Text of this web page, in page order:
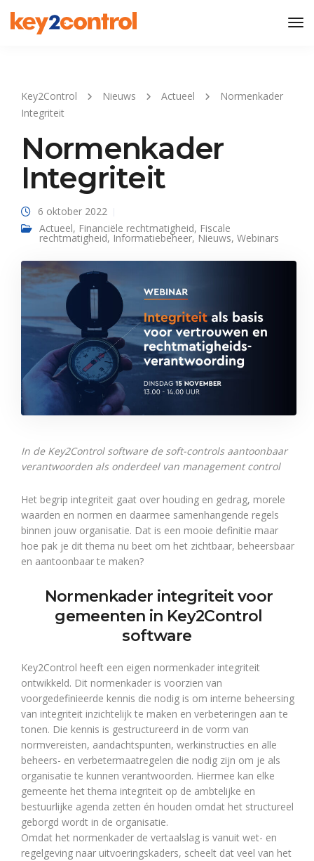
Key2Control Nieuws Actueel
Normenkader
Integriteit
Normenkader
Integriteit
6 oktober 2022
Actueel, Financiële rechtmatigheid, Fiscale
rechtmatigheid, Informatiebeheer, Nieuws, Webinars
In de Key2Control software de soft-controls aantoonbaar
verantwoorden als onderdeel van management control
Het begrip integriteit gaat over houding en gedrag, morele
waarden en normen en daarmee samenhangende regels
binnen jouw organisatie. Dat is een mooie definitie maar
hoe pak je dit thema nu beet om het zichtbaar, beheersbaar
en aantoonbaar te maken?
Normenkader integriteitvoor
gemeenten in Key2Control
software
Key2Control heeft een eigen normenkader integriteit
ontwikkeld. Dit normenkader is voorzien van
voorgedefinieerde kennis die nodig is om interne beheersing
van integriteit inzichtelijk te maken en verbeteringen aan te
tonen. Die kennis is gestructureerd in de vorm van
normvereisten, aandachtspunten, werkinstructies en alle
beheers- en verbetermaatregelen die nodig zijn om je als
organisatie te kunnen verantwoorden. Hiermee kan elke
gemeente het thema integriteit op de ambtelijke en
bestuurlijke agenda zetten én houden omdat het structureel
geborgd wordt in de organisatie.
Omdat het normenkader de vertaalslag is vanuit wet- en
regelgeving naar uitvoeringskaders, scheelt dat veel van het